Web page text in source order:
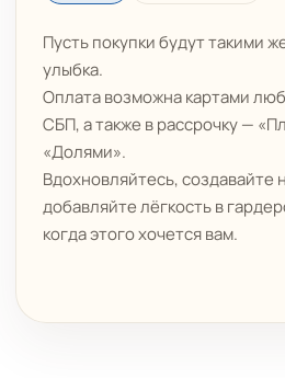
Пусть покупки будут такими
улыбка.
Оплата возможна картами
СБП, а также в рассрочку —
«Долями».
Вдохновляйтесь, создавайте
добавляйте лёгкость в
когда этого хочется вам.